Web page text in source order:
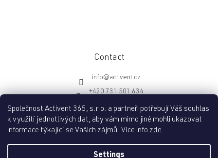
Společnost Activent 365, s.r.o. a partneři potřebují Váš souhlas
k využití jednotlivých dat, aby vám mimo jiné mohli ukazovat
informace týkající se Vašich zájmů. Více info zde.
Settings
Contact
info@activent.cz
+420 731 501 634
http://fb.com/activentcz
Created by Shoptet